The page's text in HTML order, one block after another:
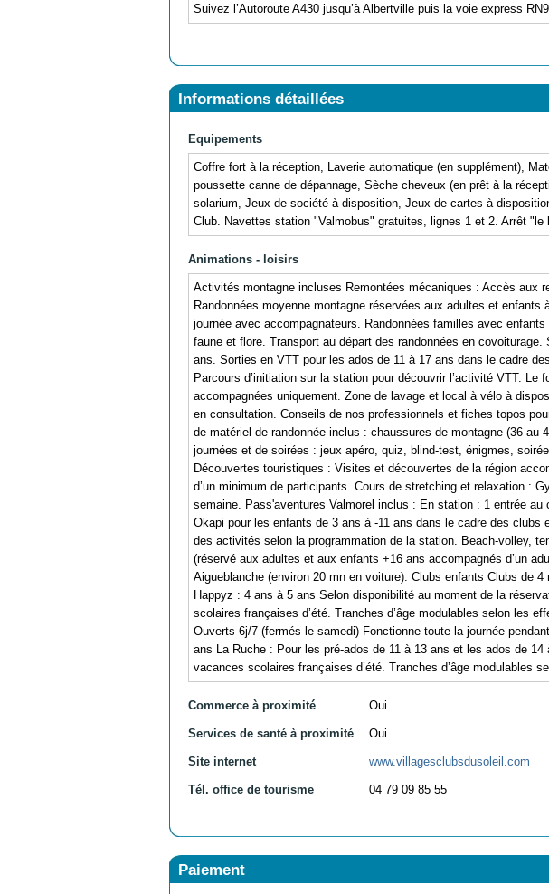
Suivez l’Autoroute A430 jusqu’à Albertville puis la voie express
Informations détaillées
Equipements
Coffre fort à la réception, Laverie automatique (en supplément),
poussette canne de dépannage, Sèche cheveux (en prêt à la
solarium, Jeux de société à disposition, Jeux de cartes à
Club. Navettes station "Valmobus" gratuites, lignes 1 et 2. Arrêt "le
Animations - loisirs
Activités montagne incluses Remontées mécaniques : Accès aux
Randonnées moyenne montagne réservées aux adultes et
journée avec accompagnateurs. Randonnées familles avec
faune et flore. Transport au départ des randonnées en
ans. Sorties en VTT pour les ados de 11 à 17 ans dans le cadre
Parcours d’initiation sur la station pour découvrir l’activité VTT.
accompagnées uniquement. Zone de lavage et local à vélo à
en consultation. Conseils de nos professionnels et fiches topos
de matériel de randonnée inclus : chaussures de montagne (36
journées et de soirées : jeux apéro, quiz, blind-test, énigmes,
Découvertes touristiques : Visites et découvertes de la région
d’un minimum de participants. Cours de stretching et relaxation :
semaine. Pass'aventures Valmorel inclus : En station : 1 entrée
Okapi pour les enfants de 3 ans à -11 ans dans le cadre des
des activités selon la programmation de la station. Beach-volley,
(réservé aux adultes et aux enfants +16 ans accompagnés d’un
Aigueblanche (environ 20 mn en voiture). Clubs enfants Clubs de
Happyz : 4 ans à 5 ans Selon disponibilité au moment de la
scolaires françaises d’été. Tranches d’âge modulables selon les
Ouverts 6j/7 (fermés le samedi) Fonctionne toute la journée
ans La Ruche : Pour les pré-ados de 11 à 13 ans et les ados de
vacances scolaires françaises d’été. Tranches d’âge modulables
Commerce à proximité Oui
Services de santé à proximité Oui
Site internet www.villagesclubsdusoleil.com
Tél. office de tourisme 04 79 09 85 55
Paiement